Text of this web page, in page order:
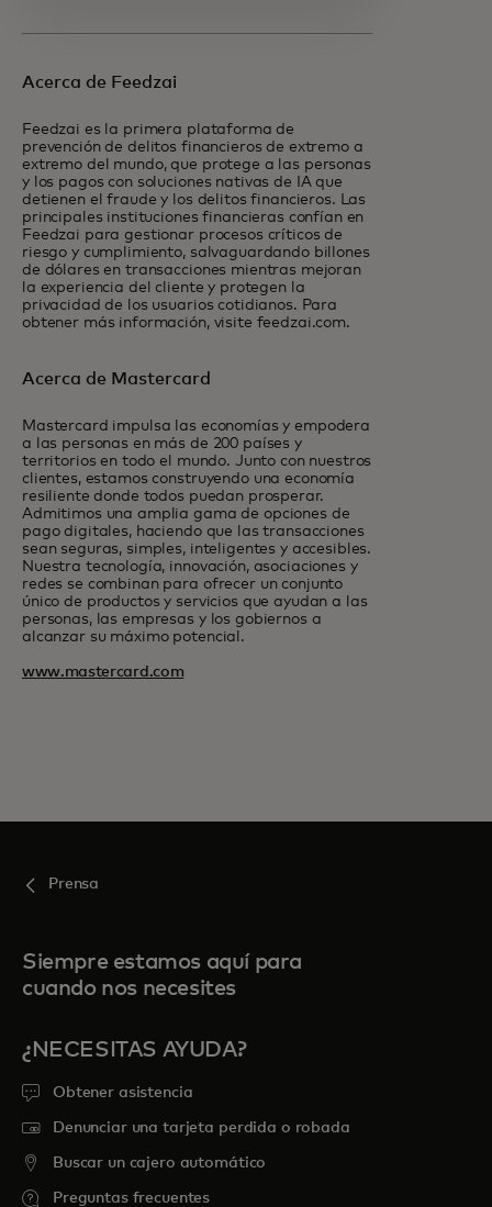
Acerca de Feedzai
Feedzai es la primera plataforma de
prevención de delitos financieros de extremo a
extremo del mundo, que protege a las personas
y los pagos con soluciones nativas de IA que
detienen el fraude y los delitos financieros. Las
principales instituciones financieras confían en
Feedzai para gestionar procesos críticos de
riesgo y cumplimiento, salvaguardando billones
de dólares en transacciones mientras mejoran
la experiencia del cliente y protegen la
privacidad de los usuarios cotidianos. Para
obtener más información, visite feedzai.com.
Acerca de Mastercard
Mastercard impulsa las economías y empodera
a las personas en más de 200 países y
territorios en todo el mundo. Junto con nuestros
clientes, estamos construyendo una economía
resiliente donde todos puedan prosperar.
Admitimos una amplia gama de opciones de
pago digitales, haciendo que las transacciones
sean seguras, simples, inteligentes y accesibles.
Nuestra tecnología, innovación, asociaciones y
redes se combinan para ofrecer un conjunto
único de productos y servicios que ayudan a las
personas, las empresas y los gobiernos a
alcanzar su máximo potencial.
www.mastercard.com
Prensa
Siempre estamos aquí para
cuando nos necesites
¿NECESITAS AYUDA?
Obtener asistencia
Denunciar una tarjeta perdida o robada
Buscar un cajero automático
Preguntas frecuentes